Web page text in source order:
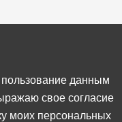
данным
свое согласие
моих персональных